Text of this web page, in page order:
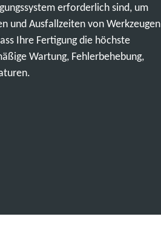
erforderlich sind, um
und Ausfallzeiten von Werkzeugen
Ihre Fertigung die höchste
Wartung, Fehlerbehebung,